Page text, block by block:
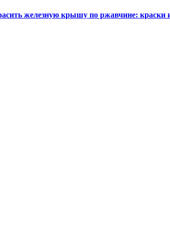
железную крышу по ржавчине: краски